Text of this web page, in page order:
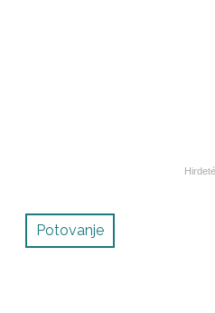
Potovanje